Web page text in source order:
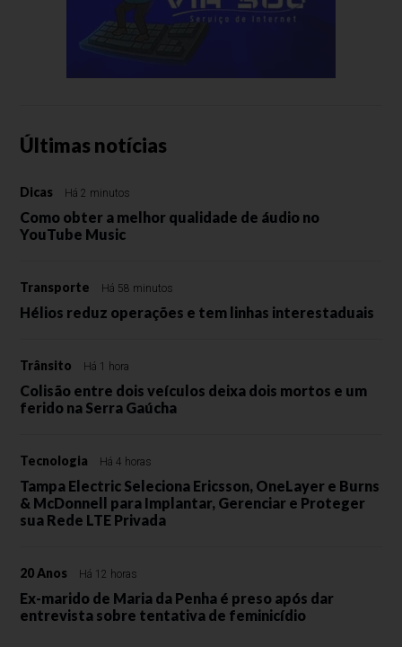
Últimas notícias
Dicas Há 2 minutos
Como obter a melhor qualidade de áudio no
YouTube Music
Transporte Há 58 minutos
Hélios reduz operações e tem linhas interestaduais
Trânsito Há 1 hora
Colisão entre dois veículos deixa dois mortos e um
ferido na Serra Gaúcha
Tecnologia Há 4 horas
Tampa Electric Seleciona Ericsson, OneLayer e Burns
& McDonnell para Implantar, Gerenciar e Proteger
sua Rede LTE Privada
20 Anos Há 12 horas
Ex-marido de Maria da Penha é preso após dar
entrevista sobre tentativa de feminicídio